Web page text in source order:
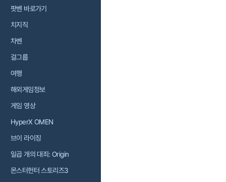
팟벤 바로가기
치지직
차벤
걸그룹
여행
해외게임정보
게임 영상
HyperX OMEN
브이 라이징
일곱 개의 대죄: Origin
몬스터헌터 스토리즈3